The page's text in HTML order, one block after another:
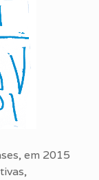
em 2015